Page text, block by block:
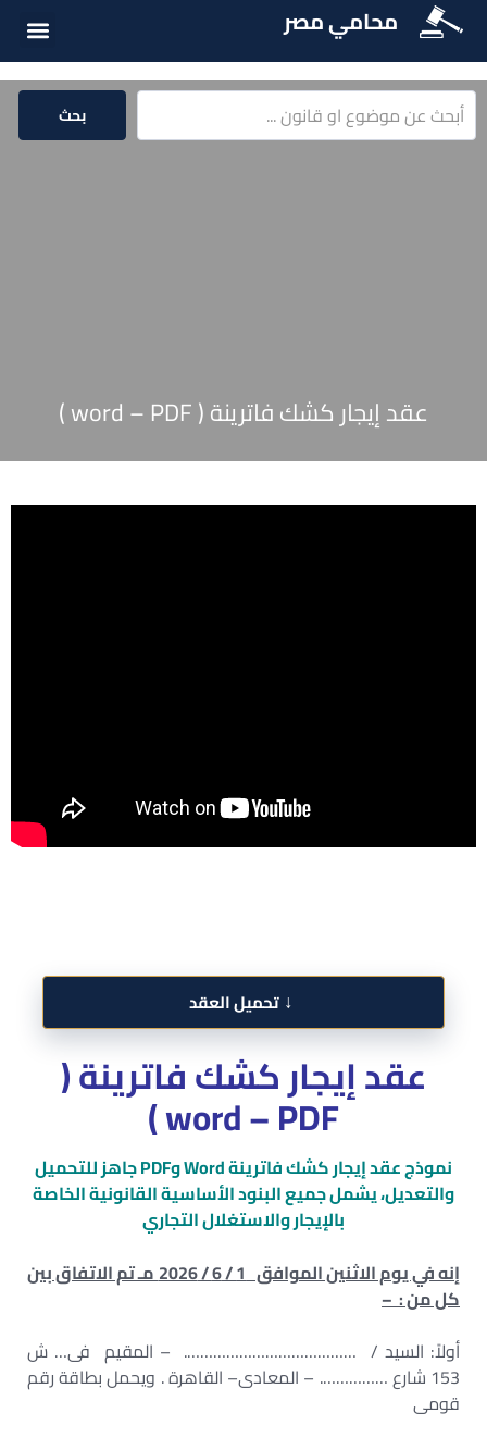
محامي مصر
بحث
عقد إيجار كشك فاترينة ( word – PDF )
↓ تحميل العقد
عقد إيجار كشك فاترينة (
word – PDF )
نموذج عقد إيجار كشك فاترينة Word وPDF جاهز للتحميل
والتعديل، يشمل جميع البنود الأساسية القانونية الخاصة
بالإيجار والاستغلال التجاري
إنه في يوم الاثنين الموافق 1 / 6 / 2026 مـ تم الاتفاق بين
كل من : –
أولاً: السيد / …………………………………. – المقيم فى… ش
153 شارع ……………. – المعادى– القاهرة . ويحمل بطاقة رقم
قومى